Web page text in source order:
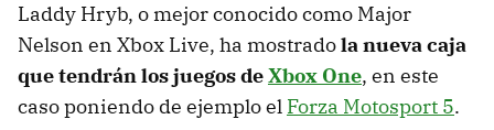
Laddy Hryb, o mejor conocido como Major
Nelson en Xbox Live, ha mostradola nueva caja
que tendrán los juegos deXbox One, en este
caso poniendo de ejemplo el Forza Motosport 5.